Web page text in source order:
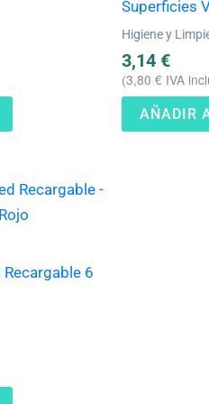
Superficies
Higiene y
3,14 €
(3,80 € IVA
AÑADIR
6